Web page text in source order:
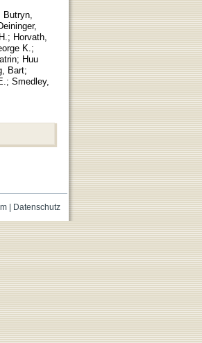
Butryn,
; Horvath,
K. ;
; Huu
Bart;
; Smedley,
| Datenschutz